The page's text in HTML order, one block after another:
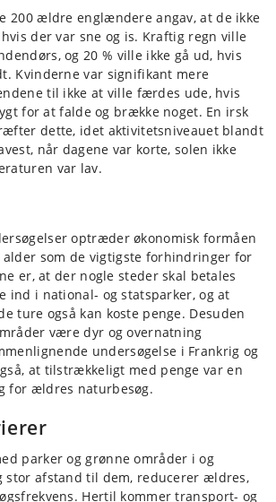
200 ældre englændere angav, at de ikke
der var sne og is. Kraftig regn ville
og 20 % ville ikke gå ud, hvis
Kvinderne var signifikant mere
til ikke at ville færdes ude, hvis
for at falde og brække noget. En irsk
dette, idet aktivitetsniveauet blandt
når dagene var korte, solen ikke
var lav.
optræder økonomisk formåen
alder som de vigtigste forhindringer for
er, at der nogle steder skal betales
ind i national- og statsparker, og at
ture også kan koste penge. Desuden
være dyr og overnatning
undersøgelse i Frankrig og
at tilstrækkeligt med penge var en
for ældres naturbesøg.
parker og grønne områder i og
stor afstand til dem, reducerer ældres,
Hertil kommer transport- og